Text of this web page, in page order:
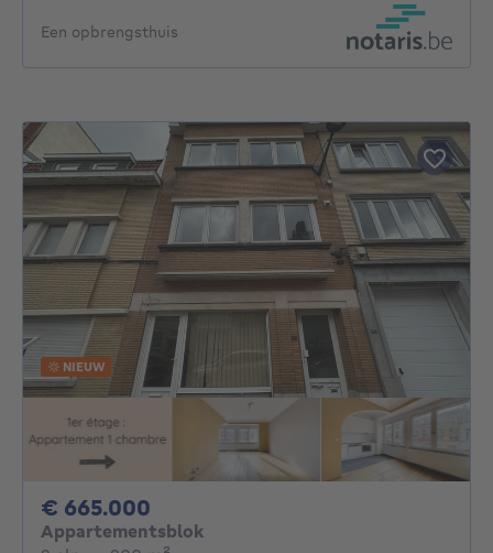
Een opbrengsthuis
NIEUW
€ 665.000
Appartementsblok